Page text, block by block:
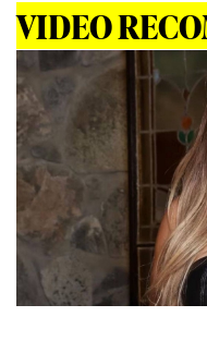
VIDEO
00:00 01:00